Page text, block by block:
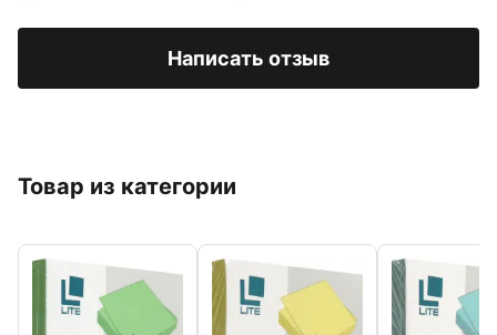
Написать отзыв
Товар из категории